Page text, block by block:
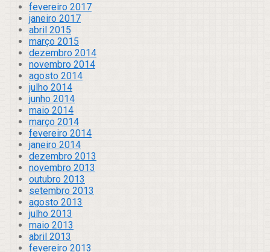
fevereiro 2017
janeiro 2017
abril 2015
março 2015
dezembro 2014
novembro 2014
agosto 2014
julho 2014
junho 2014
maio 2014
março 2014
fevereiro 2014
janeiro 2014
dezembro 2013
novembro 2013
outubro 2013
setembro 2013
agosto 2013
julho 2013
maio 2013
abril 2013
fevereiro 2013